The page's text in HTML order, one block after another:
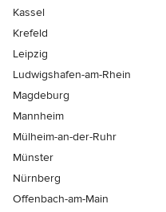
Kassel
Krefeld
Leipzig
Ludwigshafen-am-Rhein
Magdeburg
Mannheim
Mülheim-an-der-Ruhr
Münster
Nürnberg
Offenbach-am-Main